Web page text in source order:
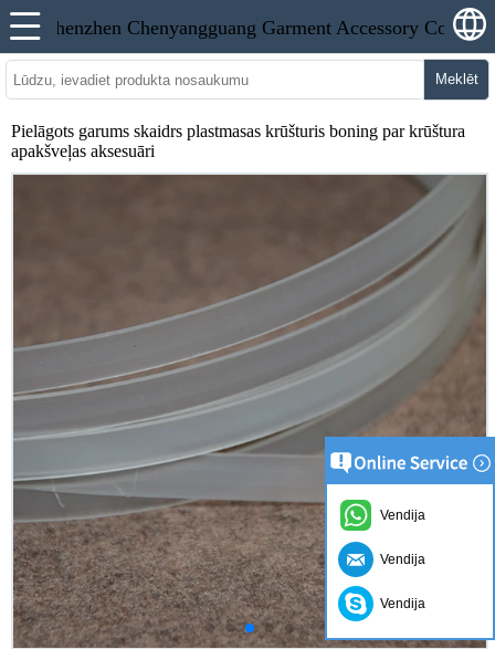
Meklēt
Pielāgots garums skaidrs plastmasas krūšturis boning par krūštura
apakšveļas aksesuāri
Vendija
Vendija
Vendija